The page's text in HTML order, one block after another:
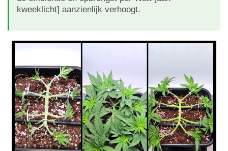
kweeklicht] aanzienlijk verhoogt.